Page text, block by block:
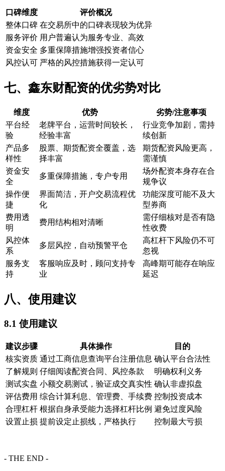
口碑维度
评价概况
整体口碑 在交易所中的口碑表现较为优异
服务评价 用户普遍认为服务专业、高效
资金安全 多重保障措施增强投资者信心
风控认可 严格的风控措施获得一定认可
七、鑫东财配资的优劣势对比
维度 优势
劣势/注意事项
平台经
验
老牌平台，运营时间较长，
经验丰富
行业竞争加剧，需持
续创新
产品多
样性
股票、期货配资全覆盖，选
择丰富
期货配资风险更高，
需谨慎
资金安
全
多重保障措施，专户专用
场外配资本身存在合
规争议
操作便
捷
界面简洁，开户交易流程优
化
功能深度可能不及大
型券商
费用透
明
费用结构相对清晰
需仔细核对是否有隐
性收费
风控体
系
多层风控，自动预警平仓
高杠杆下风险仍不可
忽视
服务支
持
客服响应及时，顾问支持专
业
高峰期可能存在响应
延迟
八、使用建议
8.1 使用建议
建议步骤 具体操作
目的
核实资质 通过工商信息查询平台注册信息 确认平台合法性
了解规则 仔细阅读配资合同、风控条款
明确权利义务
测试实盘 小额交易测试，验证成交真实性 确认非虚拟盘
评估费用 综合计算利息、管理费、手续费 控制投资成本
合理杠杆 根据自身承受能力选择杠杆比例 避免过度风险
设置止损 提前设定止损线，严格执行 控制最大亏损
- THE END -